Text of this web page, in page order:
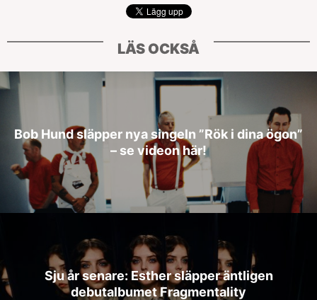
LÄS OCKSÅ
Bob Hund släpper nya singeln ”Rök i dina ögon”
– se videon här!
Sju år senare: Esther släpper äntligen
debutalbumet Fragmentality